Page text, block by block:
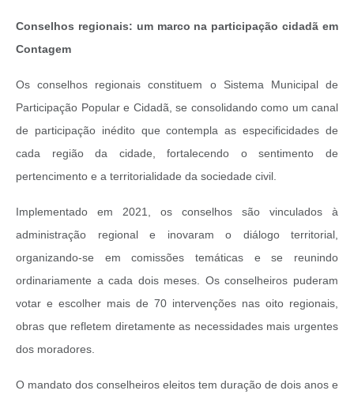
Conselhos regionais: um marco na participação cidadã em
Contagem
Os conselhos regionais constituem o Sistema Municipal de
Participação Popular e Cidadã, se consolidando como um canal
de participação inédito que contempla as especificidades de
cada região da cidade, fortalecendo o sentimento de
pertencimento e a territorialidade da sociedade civil.
Implementado em 2021, os conselhos são vinculados à
administração regional e inovaram o diálogo territorial,
organizando-se em comissões temáticas e se reunindo
ordinariamente a cada dois meses. Os conselheiros puderam
votar e escolher mais de 70 intervenções nas oito regionais,
obras que refletem diretamente as necessidades mais urgentes
dos moradores.
O mandato dos conselheiros eleitos tem duração de dois anos e